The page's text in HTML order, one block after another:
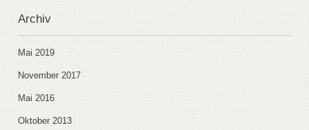
Archiv
Mai 2019
November 2017
Mai 2016
Oktober 2013